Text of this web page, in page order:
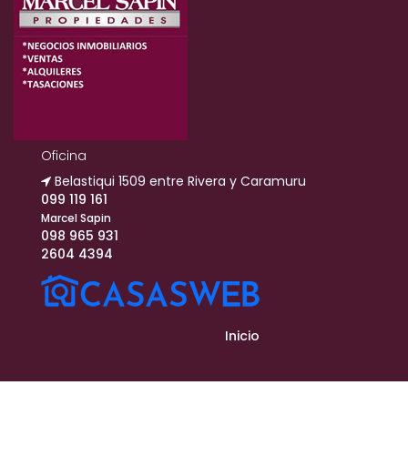
Oficina
Belastiqui 1509 entre Rivera y Caramuru
099 119 161
Marcel Sapin
098 965 931
2604 4394
Inicio